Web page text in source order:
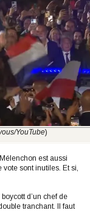
YouTube)
est aussi
sont inutiles. Et si,
d’un chef de
tranchant. Il faut